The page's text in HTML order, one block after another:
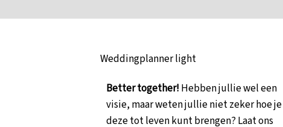
Weddingplanner light
Better together! Hebben jullie wel een
visie, maar weten jullie niet zeker hoe je
deze tot leven kunt brengen? Laat ons